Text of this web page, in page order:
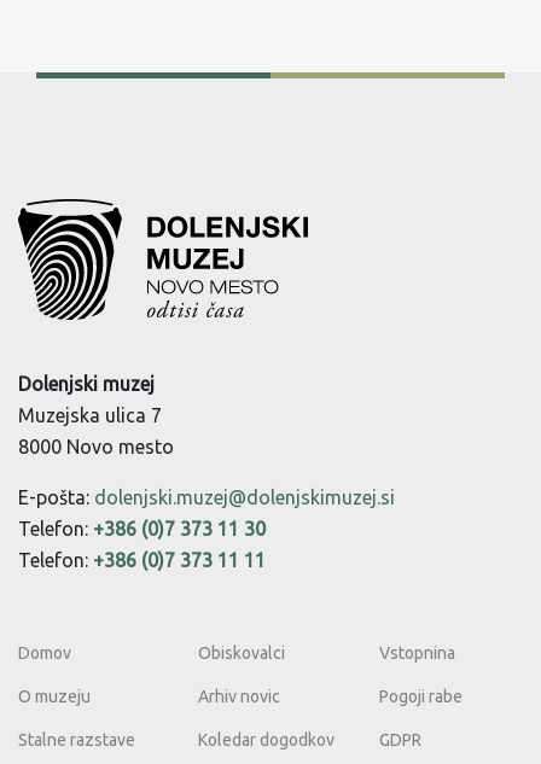
Dolenjski muzej
Muzejska ulica 7
8000 Novo mesto
E-pošta: dolenjski.muzej@dolenjskimuzej.si
Telefon: +386 (0)7 373 11 30
Telefon: +386 (0)7 373 11 11
Domov
O muzeju
Stalne razstave
Obiskovalci
Arhiv novic
Koledar dogodkov
Vstopnina
Pogoji rabe
GDPR